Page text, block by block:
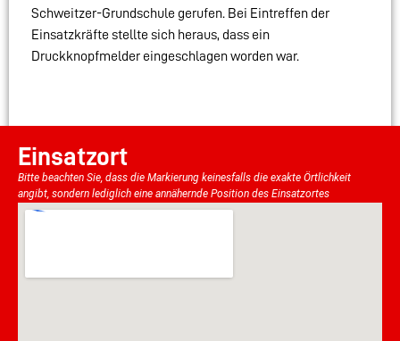
Schweitzer-Grundschule gerufen. Bei Eintreffen der
Einsatzkräfte stellte sich heraus, dass ein
Druckknopfmelder eingeschlagen worden war.
Einsatzort
Bitte beachten Sie, dass die Markierung keinesfalls die exakte Örtlichkeit
angibt, sondern lediglich eine annähernde Position des Einsatzortes